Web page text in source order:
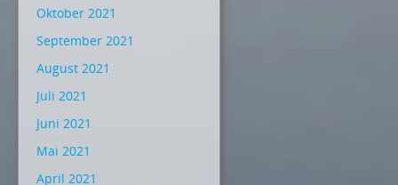
Oktober 2021
September 2021
August 2021
Juli 2021
Juni 2021
Mai 2021
April 2021